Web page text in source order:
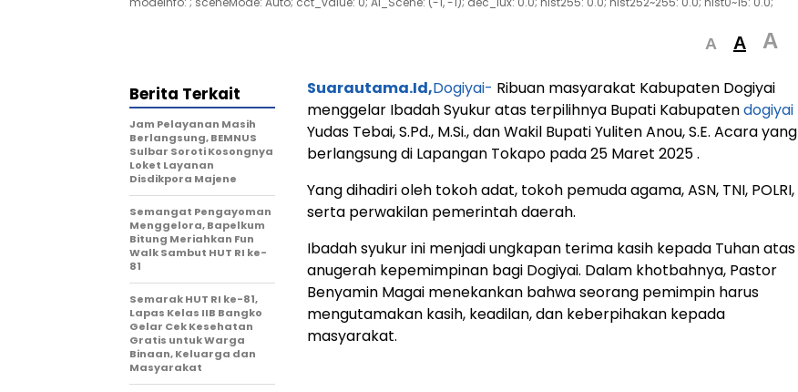
A A A
Suarautama.Id,Dogiyai- Ribuan masyarakat Kabupaten Dogiyai
menggelar Ibadah Syukur atas terpilihnya Bupati Kabupatendogiyai
Yudas Tebai, S.Pd., M.Si., dan Wakil Bupati Yuliten Anou, S.E. Acara yang
berlangsung di Lapangan Tokapo pada 25 Maret 2025 .
Yang dihadiri oleh tokoh adat, tokoh pemuda agama, ASN, TNI, POLRI,
serta perwakilan pemerintah daerah.
Ibadah syukur ini menjadi ungkapan terima kasih kepada Tuhan atas
anugerah kepemimpinan bagi Dogiyai. Dalam khotbahnya, Pastor
Benyamin Magai menekankan bahwa seorang pemimpin harus
mengutamakan kasih, keadilan, dan keberpihakan kepada
masyarakat.
Berita Terkait
Jam Pelayanan Masih
Berlangsung, BEMNUS
Sulbar Soroti Kosongnya
Loket Layanan
Disdikpora Majene
Semangat Pengayoman
Menggelora, Bapelkum
Bitung Meriahkan Fun
Walk Sambut HUT RI ke-
81
Semarak HUT RI ke-81,
Lapas Kelas IIB Bangko
Gelar Cek Kesehatan
Gratis untuk Warga
Binaan, Keluarga dan
Masyarakat